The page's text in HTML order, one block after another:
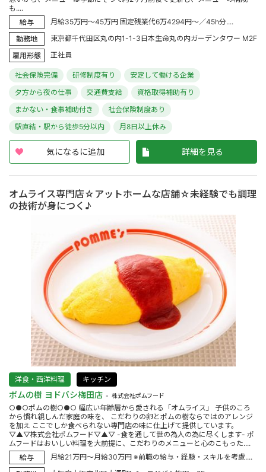
も....
給与
月給35万円～45万円 固定残業代6万4294円～／45h分....
勤務地
東京都千代田区丸の内1-1-3日本生命丸の内ガーデンタワー M2F
雇用形態
正社員
社会保険完備 研修制度有り
安定して働ける企業
夕方から夜の仕事
交通費支給
資格取得補助有り
まかない・食事補助付き
社会保険制度あり
駅直結・駅から徒歩5分以内
月8日以上休み
気になるに追加 詳細を見る
オムライス専門店☆アットホームな店舗☆未経験でも調理
の技術が身につく♪
洋食・西洋料理 キッチン
ポムの樹 ヨドバシ梅田店 株式会社ポムフード
○●○ポムの樹○●○ 幅広い年齢層から愛される「オムライス」 子供のころ
から慣れ親しんだ家庭の味を、 こだわりの卵とポムの樹ならではのアレンジ
を加え ここでしか食べられない専門店の味に仕上げて提供しています。
▽▲▽株式会社ポムフード▽▲▽ -食を通して世の為人の為に尽くします- ポ
ムフードはおいしい料理を大前提に、こだわりのメニューと心のこもった....
給与
月給21万円～月給30万円 ※前職の給与・経験・スキルを考慮....